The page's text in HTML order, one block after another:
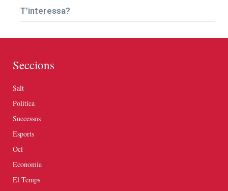
T’interessa?
Seccions
Salt
Política
Successos
Esports
Oci
Economia
El Temps